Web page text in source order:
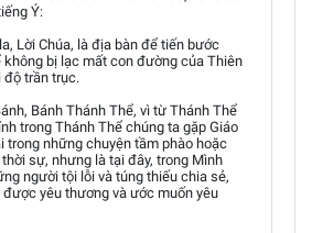
Ý:
Lời Chúa, là địa bàn để tiến bước
bị lạc mất con đường của Thiên
độ trần trục.
Bánh Thánh Thể, vì từ Thánh Thể
trong Thánh Thể chúng ta gặp Giáo
trong những chuyện tầm phào hoặc
sự, nhưng là tại đây, trong Mình
người tội lỗi và túng thiếu chia sẻ,
yêu thương và ước muốn yêu